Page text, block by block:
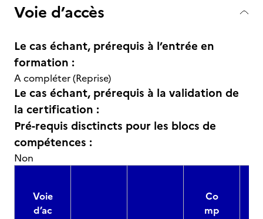
Voie d’accès
Le cas échant, prérequis à l’entrée en
formation :
A compléter (Reprise)
Le cas échant, prérequis à la validation de
la certification :
Pré-requis disctincts pour les blocs de
compétences :
Non
Voie
d’ac
Co
mp